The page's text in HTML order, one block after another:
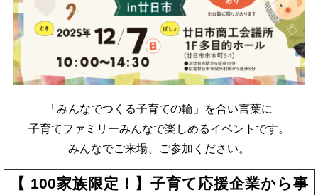
「みんなでつくる子育ての輪」を合い言葉に
子育てファミリーみんなで楽しめるイベントです。
みんなでご来場、ご参加ください。
【 100家族限定！】子育て応援企業から事